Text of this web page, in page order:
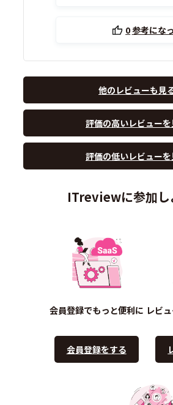
0参考にな
他のレビューも見
評価の高いレビューを
評価の低いレビューを
ITreviewに参加し
会員登録でもっと便利に
会員登録をする
レビ